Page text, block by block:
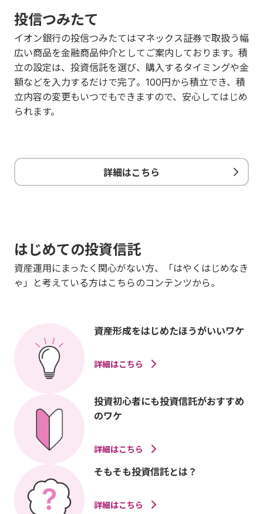
投信つみたて
イオン銀行の投信つみたてはマネックス証券で取扱う幅
広い商品を金融商品仲介としてご案内しております。積
立の設定は、投資信託を選び、購入するタイミングや金
額などを入力するだけで完了。100円から積立でき、積
立内容の変更もいつでもできますので、安心してはじめ
られます。
詳細はこちら
はじめての投資信託
資産運用にまったく関心がない方、「はやくはじめなき
ゃ」と考えている方はこちらのコンテンツから。
資産形成をはじめたほうがいいワケ
詳細はこちら
投資初心者にも投資信託がおすすめ
のワケ
詳細はこちら
そもそも投資信託とは？
詳細はこちら